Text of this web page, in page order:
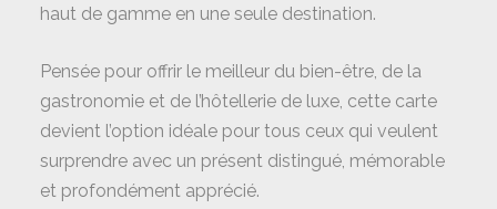
haut de gamme en une seule destination.
Pensée pour offrir le meilleur du bien-être, de la
gastronomie et de l’hôtellerie de luxe, cette carte
devient l’option idéale pour tous ceux qui veulent
surprendre avec un présent distingué, mémorable
et profondément apprécié.